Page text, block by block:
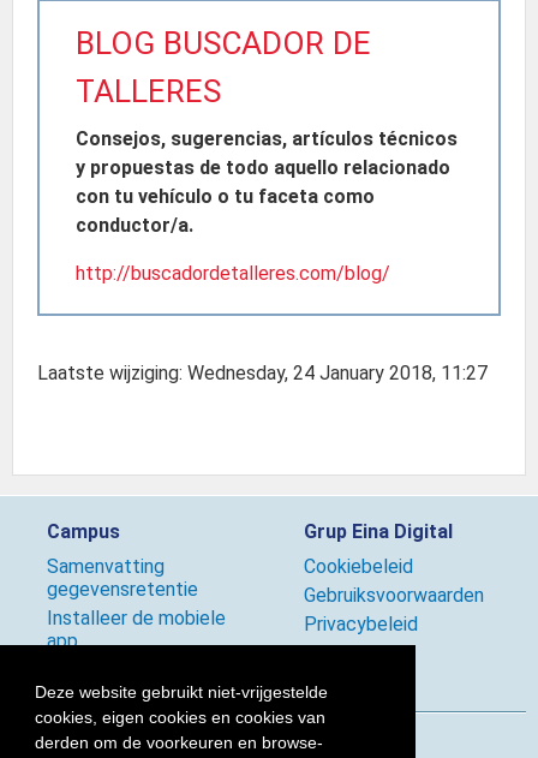
Deze website gebruikt niet-vrijgestelde
cookies, eigen cookies en cookies van
derden om de voorkeuren en browse-
BLOG BUSCADOR DE
TALLERES
Consejos, sugerencias, artículos técnicos
y propuestas de todo aquello relacionado
con tu vehículo o tu faceta como
conductor/a.
http://buscadordetalleres.com/blog/
Laatste wijziging: Wednesday, 24 January 2018, 11:27
Campus
Samenvatting
gegevensretentie
Installeer de mobiele
app
Grup Eina Digital
Cookiebeleid
Gebruiksvoorwaarden
Privacybeleid
Volg ons